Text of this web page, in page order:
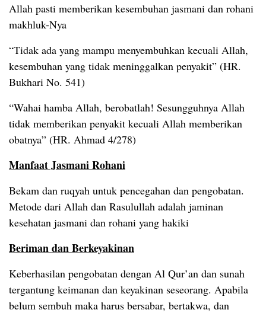
Allah pasti memberikan kesembuhan jasmani dan rohani
makhluk-Nya
“Tidak ada yang mampu menyembuhkan kecuali Allah,
kesembuhan yang tidak meninggalkan penyakit” (HR.
Bukhari No. 541)
“Wahai hamba Allah, berobatlah! Sesungguhnya Allah
tidak memberikan penyakit kecuali Allah memberikan
obatnya” (HR. Ahmad 4/278)
Manfaat Jasmani Rohani
Bekam dan ruqyah untuk pencegahan dan pengobatan.
Metode dari Allah dan Rasulullah adalah jaminan
kesehatan jasmani dan rohani yang hakiki
Beriman dan Berkeyakinan
Keberhasilan pengobatan dengan Al Qur’an dan sunah
tergantung keimanan dan keyakinan seseorang. Apabila
belum sembuh maka harus bersabar, bertakwa, dan